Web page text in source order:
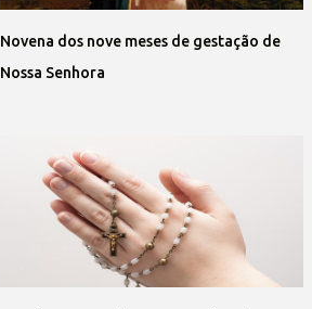
Novena dos nove meses de gestação de
Nossa Senhora